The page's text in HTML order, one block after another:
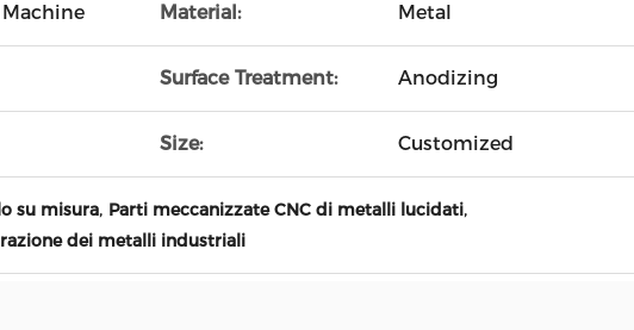
Material: Metal
Surface Treatment: Anodizing
Size: Customized
su misura, Parti meccanizzate CNC di metalli lucidati,
dei metalli industriali